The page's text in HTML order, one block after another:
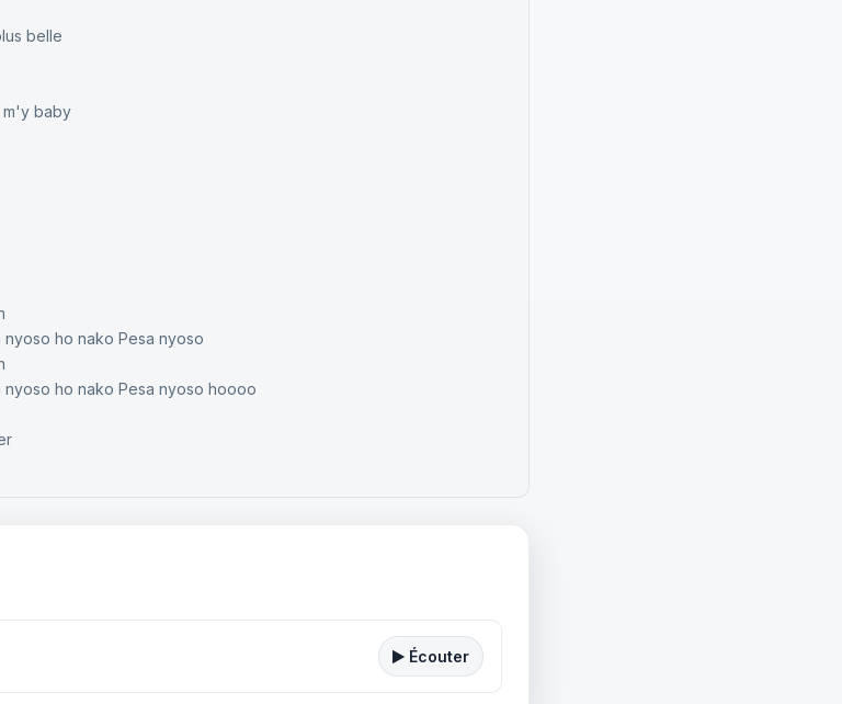
belle
m'y baby
ho nako Pesa nyoso
ho nako Pesa nyoso hoooo
Écouter